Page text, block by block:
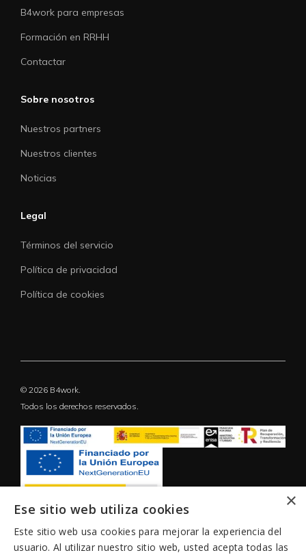
B4work para empresas
Formación en RRHH
Contactar
Sobre nosotros
Nuestros partners
Nuestros clientes
Noticias
Legal
Términos del servicio
Política de privacidad
Política de cookies
© 2026 B4work.
Todos los derechos reservados.
×
Ese sitio web utiliza cookies
Este sitio web usa cookies para mejorar la experiencia del
usuario. Al utilizar nuestro sitio web, usted acepta todas las